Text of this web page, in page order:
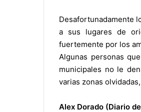
Desafortunadamente
a sus lugares de
fuertemente por los
Algunas personas
municipales no le
varias zonas
Alex Dorado (Diario